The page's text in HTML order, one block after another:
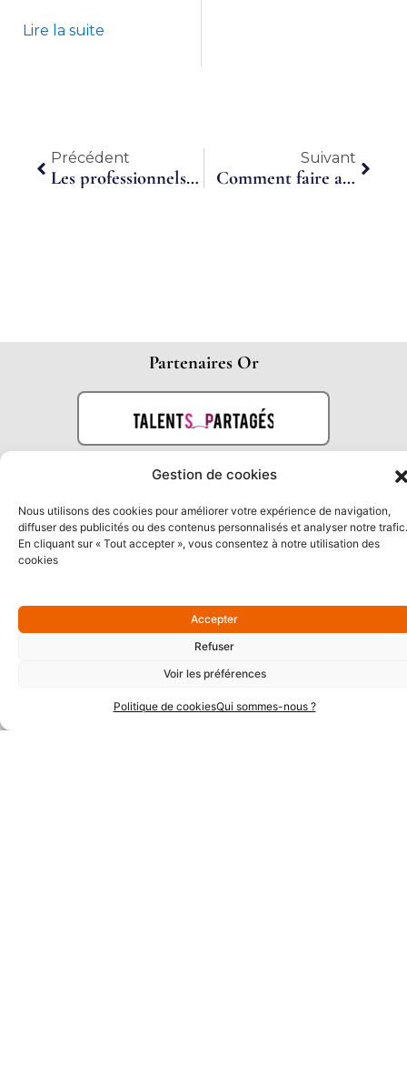
Gestion de cookies
Nous utilisons des cookies pour améliorer votre expérience de navigation,
diffuser des publicités ou des contenus personnalisés et analyser notre trafic.
En cliquant sur « Tout accepter », vous consentez à notre utilisation des
cookies
Accepter
Refuser
Voir les préférences
Politique de cookiesQui sommes-nous ?
Lire la suite
Précédent
Précédent
Les professionnels du Travail à temps partagé débarquent le 6 juin 2019 !
Suivant
Comment faire appel au temps partagé
Partenaires Or
Partenaires Argent